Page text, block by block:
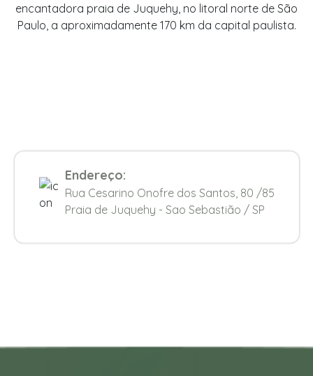
encantadora praia de Juquehy, no litoral norte de São
Paulo, a aproximadamente 170 km da capital paulista.
Endereço:
Rua Cesarino Onofre dos Santos, 80 /85
Praia de Juquehy - Sao Sebastião / SP